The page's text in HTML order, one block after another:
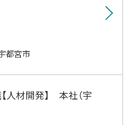
都宮市
人材開発】 本社（宇